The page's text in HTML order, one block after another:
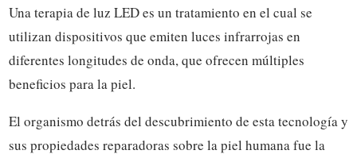
Una terapia de luz LED es un tratamiento en el cual se
utilizan dispositivos que emiten luces infrarrojas en
diferentes longitudes de onda, que ofrecen múltiples
beneficios para la piel.
El organismo detrás del descubrimiento de esta tecnología y
sus propiedades reparadoras sobre la piel humana fue la